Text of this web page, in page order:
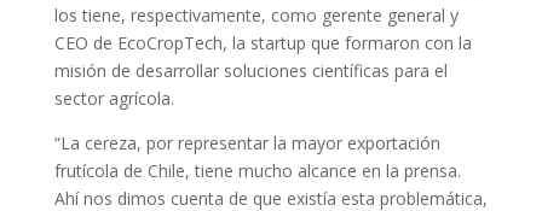
los tiene, respectivamente, como gerente general y
CEO de EcoCropTech, la startup que formaron con la
misión de desarrollar soluciones científicas para el
sector agrícola.
“La cereza, por representar la mayor exportación
frutícola de Chile, tiene mucho alcance en la prensa.
Ahí nos dimos cuenta de que existía esta problemática,